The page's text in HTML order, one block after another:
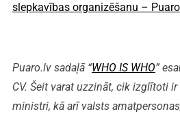
slepkavības organizēšanu –
Puaro.lv sadaļā “WHO IS WHO”
CV. Šeit varat uzzināt, cik izglītoti
ministri, kā arī valsts